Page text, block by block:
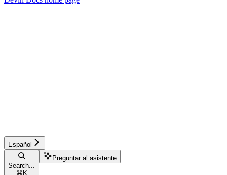
Español
Search...
⌘ K
Preguntar al asistente